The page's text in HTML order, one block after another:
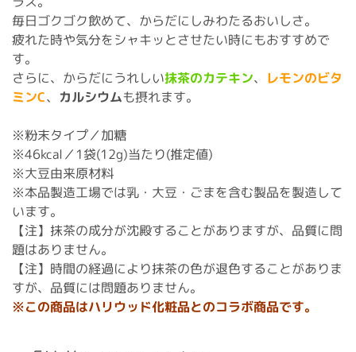
毎日ゴクゴク飲めて、からだにしみわたるおいしさ。
疲れた時や気分をシャキッとさせたい時にもおすすめで
す。
さらに、からだにうれしい抹茶のカテキン、 レモンのビタ
ミンC、 カルシウムも摂れます。
※粉末タイプ／加糖
※46kcal／1袋(12g)当たり(推定値)
※大豆由来原材料
※本品製造工場では乳・大豆・ごまを含む製品を製造して
います。
【注】抹茶の成分が沈殿することがありますが、品質に問
題はありません。
【注】時間の経過により抹茶の色が退色することがありま
すが、品質には問題ありません。
※この商品はハリウッド化粧品とのコラボ商品です。